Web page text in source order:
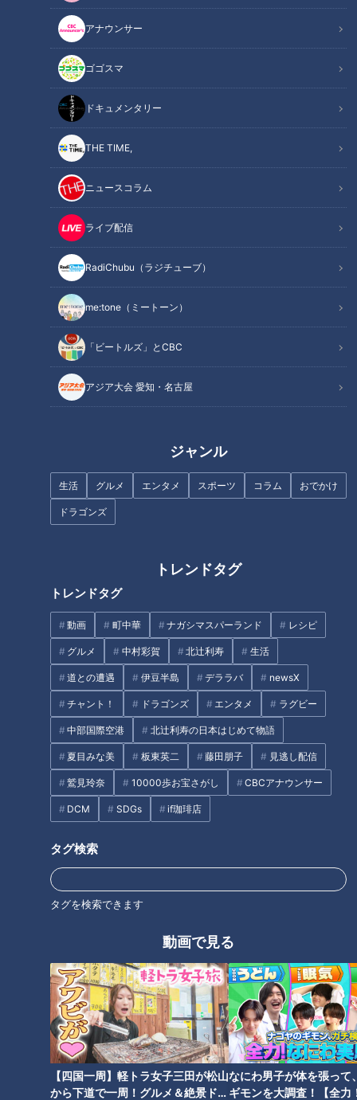
アナウンサー
ゴゴスマ
ドキュメンタリー
THE TIME,
ニュースコラム
ライブ配信
RadiChubu（ラジチューブ）
me:tone（ミートーン）
「ビートルズ」とCBC
アジア大会 愛知・名古屋
ジャンル
生活 グルメ エンタメ スポーツ コラム おでかけ
ドラゴンズ
トレンドタグ
トレンドタグ
動画 町中華 ナガシマスパーランド レシピ
グルメ 中村彩賀 北辻利寿 生活
道との遭遇 伊豆半島 デララバ newsX
チャント！ ドラゴンズ エンタメ ラグビー
中部国際空港 北辻利寿の日本はじめて物語
夏目みな美 板東英二 藤田朋子 見逃し配信
鷲見玲奈 10000歩お宝さがし CBCアナウンサー
DCM SDGs if珈琲店
タグ検索
タグを検索できます
動画で見る
【四国一周】軽トラ女子三田が松山
から下道で一周！グルメ＆絶景ドラ
なにわ男子が体を張って
ギモンを大調査！【全力
テージの裏側、イベントの様子、アナウンス部の当日どんな動
きをしていたのか？をばっちり撮影しています！イベントが始
まるその瞬間、裏ではどんな動きだったのか？カラオケ大会の
前に最後まで準備していたメンバーは？みてちょてれびの公開
収録は？テレビでも放送されない貴重なVlogをぜひお楽しみ
ください✨
■チャンネル登録・コメント＆グッドボタンもよろしくお願い
します！■
------------------------------------------------------------
-----------
【動画もみてちょ】
https://youtube.com/live/nmHzHsiIrhY?feature=share
https://youtube.com/live/8jhOfsq9hLM?feature=share
https://youtu.be/ID1tf167Yxc
https://youtu.be/3dWphrzo_jc
【再生リストもみてちょ】
https://www.youtube.com/playlist?
list=PLOn6VYLd8F5eBRa_2xyh647CNQFDZykkJ
https://www.youtube.com/playlist?list=PLOn6VYLd8F5e-
ovaFzMeZUm1vZUS4F3OO
------------------------------------------------------------
-----------
#みてちょてれび #CBC #cbc5チャン春祭り #柳沢アナ #夏目
アナ #榊原アナ #永岡アナ
【関連リンク】
🎤「CBCアナウンサー」公式サイト
https://hicbc.com/announcer/
🎤「CBCアナウンサー」公式X(旧Twitter)
https://twitter.com/cbc_announcer
🎤「CBCアナウンサー」公式Instagram
https://www.instagram.com/cbc.announcer/
https://lin.ee/25iffnNj
------------------------------------------------------------
この動画はCBCアナウンサーが、番組を離れて自由な立場で
撮影しているものでCBCテレビの意見を代弁しているもので
はありません。但し、動画はCBCテレビ番組基準に準拠して
制作しています。
https://hicbc.com/tv/corporation/banshin/kijun.htm
この記事の画像を見る